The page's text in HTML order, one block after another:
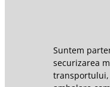
Suntem
securizarea